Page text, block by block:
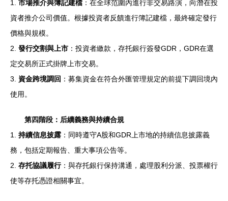
1. 市場推介與簿記建檔 ：在全球范圍內進行非交易路演，向潛在投
資者推介公司價值。根據投資者反饋進行簿記建檔，最終確定發行
價格與規模。
2. 發行交割與上市 ：投資者繳款，存托銀行簽發GDR，GDR在選
定交易所正式掛牌上市交易。
3. 資金跨境調回 ：募集資金在符合外匯管理規定的前提下調回境內
使用。
第四階段：后續義務與持續合規
1. 持續信息披露 ：同時遵守A股和GDR上市地的持續信息披露義
務，包括定期報告、重大事項公告等。
2. 存托協議履行：與存托銀行保持溝通，處理股利分派、投票權行
使等存托憑證相關事宜。